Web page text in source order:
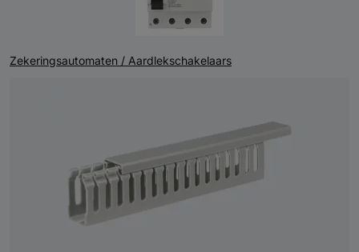
Zekeringsautomaten / Aardlekschakelaars